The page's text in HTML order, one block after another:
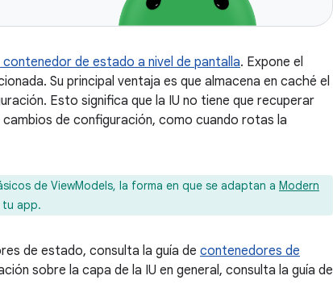
de estado a nivel de pantalla. Expone el
Su principal ventaja es que almacena en caché el
Esto significa que la IU no tiene que recuperar
de configuración, como cuando rotas la
de ViewModels, la forma en que se adaptan a Modern
tu app.
de estado, consulta la guía de contenedores de
sobre la capa de la IU en general, consulta la guía de